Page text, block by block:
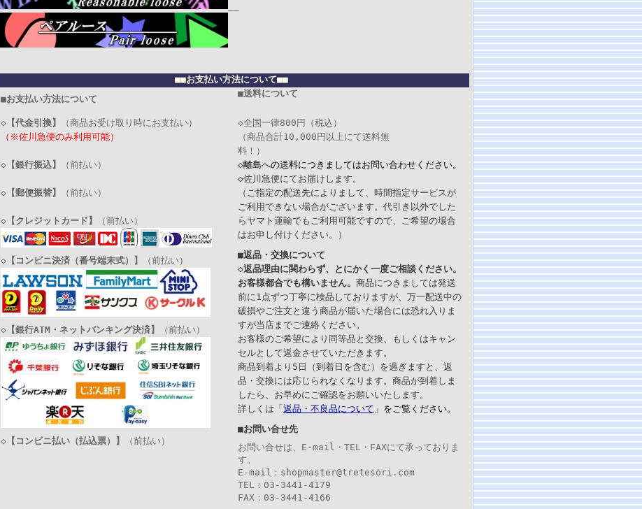
■■お支払い方法について■■
■お支払い方法について
■送料について
◇ 【代金引換】
（商品お受け取り時にお支払い）
（※佐川急便のみ利用可能）
◇ 【銀行振込】 （前払い）
◇ 【郵便振替】 （前払い）
◇ 【クレジットカード】 （前払い）
◇ 【コンビニ決済（番号端末式）】 （前払い）
◇ 【銀行ATM・ネットバンキング決済】 （前払い）
◇ 【コンビニ払い（払込票）】 （前払い）
◇全国一律800円（税込）
（商品合計10,000円以上にて送料無
料！）
◇離島への送料につきましてはお問い合わせください。
◇佐川急便にてお届けします。
（ご指定の配送先によりまして、時間指定サービスが
ご利用できない場合がございます。代引き以外でした
らヤマト運輸でもご利用可能ですので、ご希望の場合
はお申し付けください。）
■返品・交換について
◇返品理由に関わらず、とにかく一度ご相談ください。
お客様都合でも構いません。 商品につきましては発送
前に1点ずつ丁寧に検品しておりますが、万一配送中の
破損やご注文と違う商品が届いた場合には恐れ入りま
すが当店までご連絡ください。
お客様のご希望により同等品と交換、もしくはキャン
セルとして返金させていただきます。
商品到着より5日（到着日を含む）を過ぎますと、返
品・交換には応じられなくなります。商品が到着しま
したら、お早めにご確認をお願いいたします。
詳しくは「 返品・不良品について 」をご覧ください。
■お問い合せ先
お問い合せは、E-mail・TEL・FAXにて承っておりま
す。
E-mail：shopmaster@tretesori.com
TEL：03-3441-4179
FAX：03-3441-4166